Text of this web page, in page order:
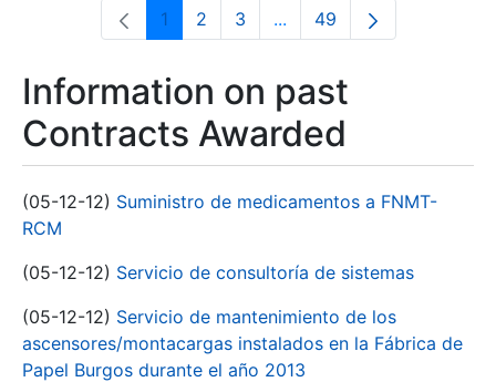
Page
1 Page
2 Page
3 ...Intermediate Pages Use
Page
49
Information on past
Contracts Awarded
(05-12-12) Suministro de medicamentos a FNMT-
RCM
(05-12-12) Servicio de consultoría de sistemas
(05-12-12) Servicio de mantenimiento de los
ascensores/montacargas instalados en la Fábrica de
Papel Burgos durante el año 2013